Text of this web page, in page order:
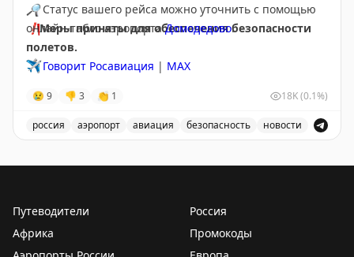
❗️Меры приняты для обеспечения безопасности
полетов.
🔎Статус вашего рейса можно уточнить с помощью
онлайн-табло аэропортаДомодедово.
✈️ Говорит Росавиация | МАХ
😢 9 👎 3 👏 1 18K(0.1%)
россия аэропорт авиация безопасность новости
Путеводители
Россия
Африка
Промокоды